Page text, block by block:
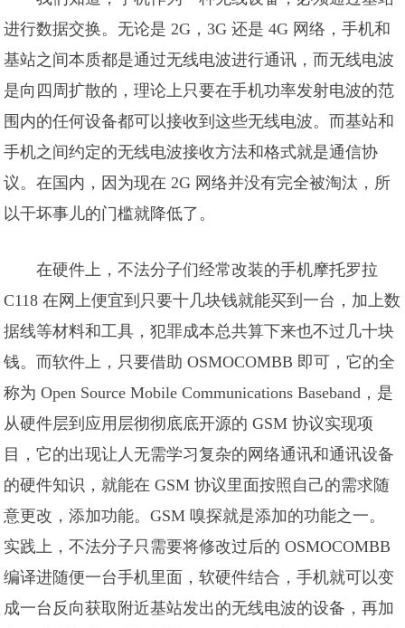
进行数据交换。无论是 2G，3G 还是 4G 网络，手机和
基站之间本质都是通过无线电波进行通讯，而无线电波
是向四周扩散的，理论上只要在手机功率发射电波的范
围内的任何设备都可以接收到这些无线电波。而基站和
手机之间约定的无线电波接收方法和格式就是通信协
议。在国内，因为现在 2G 网络并没有完全被淘汰，所
以干坏事儿的门槛就降低了。
在硬件上，不法分子们经常改装的手机摩托罗拉
C118 在网上便宜到只要十几块钱就能买到一台，加上数
据线等材料和工具，犯罪成本总共算下来也不过几十块
钱。而软件上，只要借助 OSMOCOMBB 即可，它的全
称为 Open Source Mobile Communications Baseband，是
从硬件层到应用层彻彻底底开源的 GSM 协议实现项
目，它的出现让人无需学习复杂的网络通讯和通讯设备
的硬件知识，就能在 GSM 协议里面按照自己的需求随
意更改，添加功能。GSM 嗅探就是添加的功能之一。
实践上，不法分子只需要将修改过后的 OSMOCOMBB
编译进随便一台手机里面，软硬件结合，手机就可以变
成一台反向获取附近基站发出的无线电波的设备，再加